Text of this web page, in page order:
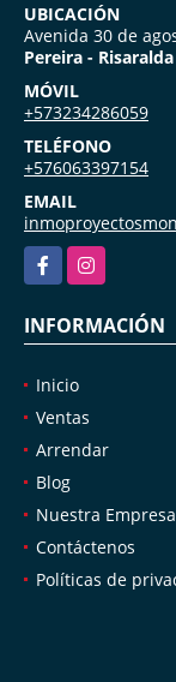
UBICACIÓN
Avenida 30 de
Pereira -
MÓVIL
+573234286059
TELÉFONO
+576063397154
EMAIL
FacebookInstagram
INFORMACIÓN
Inicio
Ventas
Arrendar
Blog
Nuestra Empresa
Contáctenos
Políticas de